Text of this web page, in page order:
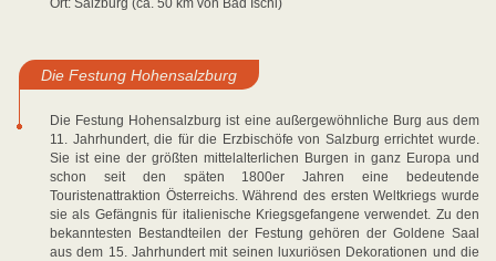
Ort: Salzburg (ca. 50 km von Bad Ischl)
Die Festung Hohensalzburg
Die Festung Hohensalzburg ist eine außergewöhnliche Burg aus dem
11. Jahrhundert, die für die Erzbischöfe von Salzburg errichtet wurde.
Sie ist eine der größten mittelalterlichen Burgen in ganz Europa und
schon seit den späten 1800er Jahren eine bedeutende
Touristenattraktion Österreichs. Während des ersten Weltkriegs wurde
sie als Gefängnis für italienische Kriegsgefangene verwendet. Zu den
bekanntesten Bestandteilen der Festung gehören der Goldene Saal
aus dem 15. Jahrhundert mit seinen luxuriösen Dekorationen und die